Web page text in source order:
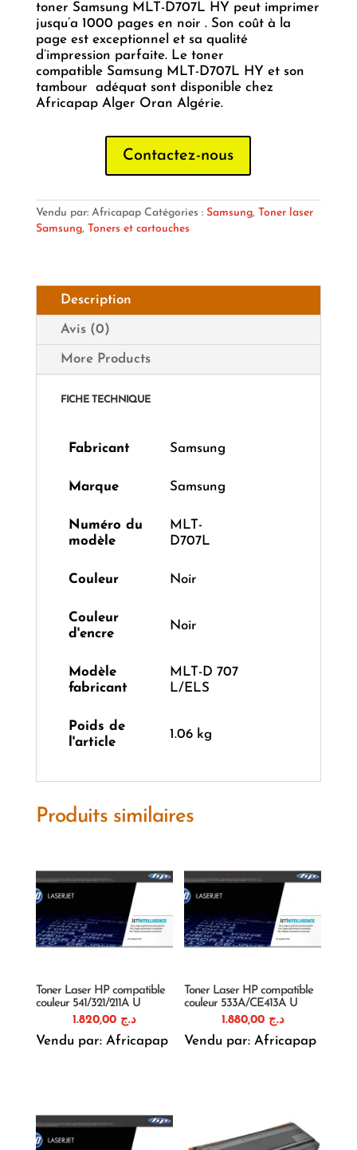
toner Samsung MLT-D707L HY peut imprimer
jusqu’a 1000 pages en noir . Son coût à la
page est exceptionnel et sa qualité
d’impression parfaite. Le toner
compatible Samsung MLT-D707L HY et son
tambour adéquat sont disponible chez
Africapap Alger Oran Algérie.
Contactez-nous
Vendu par: Africapap Catégories : Samsung, Toner laser
Samsung, Toners et cartouches
Description
Avis (0)
More Products
FICHE TECHNIQUE
Fabricant ‎Samsung
Marque ‎Samsung
Numéro du
modèle
‎MLT-
D707L
Couleur ‎Noir
Couleur
d'encre
‎Noir
Modèle
fabricant
‎MLT-D 707
L/ELS
Poids de
l'article
‎1.06 kg
Produits similaires
Toner Laser HP compatible
couleur 541/321/211A U
د.ج 1.820,00
Vendu par: Africapap
Toner Laser HP compatible
couleur 533A/CE413A U
د.ج 1.880,00
Vendu par: Africapap